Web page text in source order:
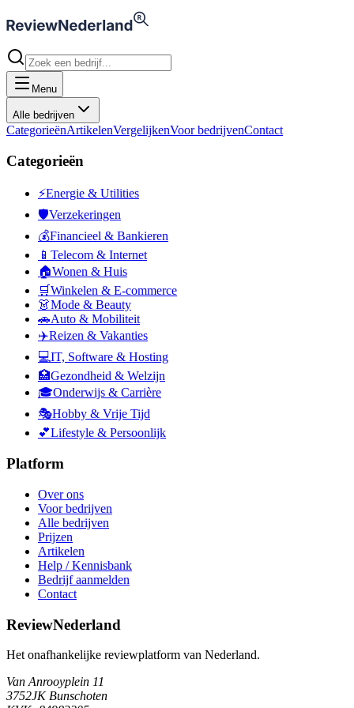
Menu
Alle bedrijven
CategorieënArtikelenVergelijkenVoor bedrijvenContact
Categorieën
⚡Energie & Utilities
🛡️Verzekeringen
💰Financieel & Bankieren
📱 Telecom & Internet
🏠Wonen & Huis
🛒Winkelen & E-commerce
👗Mode & Beauty
🚗Auto & Mobiliteit
✈️Reizen & Vakanties
💻IT, Software & Hosting
🏥Gezondheid & Welzijn
🎓Onderwijs & Carrière
🎭Hobby & Vrije Tijd
💕Lifestyle & Persoonlijk
Platform
Over ons
Voor bedrijven
Alle bedrijven
Prijzen
Artikelen
Help / Kennisbank
Bedrijf aanmelden
Contact
ReviewNederland
Het onafhankelijke reviewplatform van Nederland.
Van Anrooyplein 11
3752JK Bunschoten